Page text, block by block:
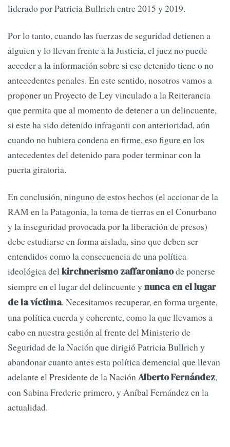
liderado por Patricia Bullrich entre 2015 y 2019.
Por lo tanto, cuando las fuerzas de seguridad detienen a
alguien y lo llevan frente a la Justicia, el juez no puede
acceder a la información sobre si ese detenido tiene o no
antecedentes penales. En este sentido, nosotros vamos a
proponer un Proyecto de Ley vinculado a la Reiterancia
que permita que al momento de detener a un delincuente,
si este ha sido detenido infraganti con anterioridad, aún
cuando no hubiera condena en firme, eso figure en los
antecedentes del detenido para poder terminar con la
puerta giratoria.
En conclusión, ninguno de estos hechos (el accionar de la
RAM en la Patagonia, la toma de tierras en el Conurbano
y la inseguridad provocada por la liberación de presos)
debe estudiarse en forma aislada, sino que deben ser
entendidos como la consecuencia de una política
ideológica delkirchnerismo zaffaronianode ponerse
siempre en el lugar del delincuente y nunca en el lugar
de la víctima. Necesitamos recuperar, en forma urgente,
una política cuerda y coherente, como la que llevamos a
cabo en nuestra gestión al frente del Ministerio de
Seguridad de la Nación que dirigió Patricia Bullrich y
abandonar cuanto antes esta política demencial que llevan
adelante el Presidente de la NaciónAlberto Fernández,
con Sabina Frederic primero, y Aníbal Fernández en la
actualidad.